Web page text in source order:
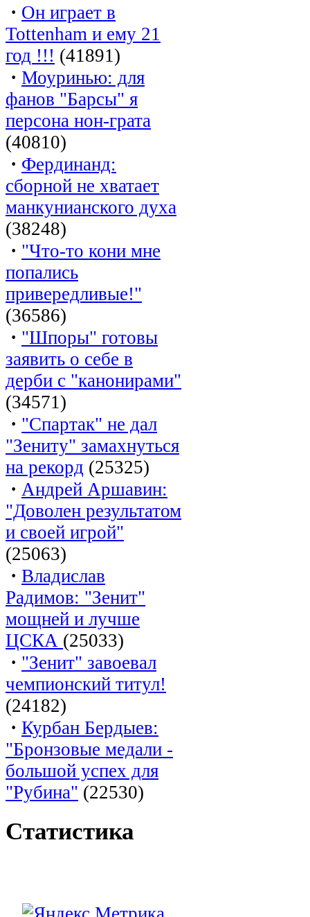
· Он играет в
Tottenham и ему 21
год !!! (41891)
· Моуринью: для
фанов "Барсы" я
персона нон-грата
(40810)
· Фердинанд:
сборной не хватает
манкунианского духа
(38248)
· "Что-то кони мне
попались
привередливые!"
(36586)
· "Шпоры" готовы
заявить о себе в
дерби с "канонирами"
(34571)
· "Спартак" не дал
"Зениту" замахнуться
на рекорд (25325)
· Андрей Аршавин:
"Доволен результатом
и своей игрой"
(25063)
· Владислав
Радимов: "Зенит"
мощней и лучше
ЦСКА (25033)
· "Зенит" завоевал
чемпионский титул!
(24182)
· Курбан Бердыев:
"Бронзовые медали -
большой успех для
"Рубина" (22530)
Статистика